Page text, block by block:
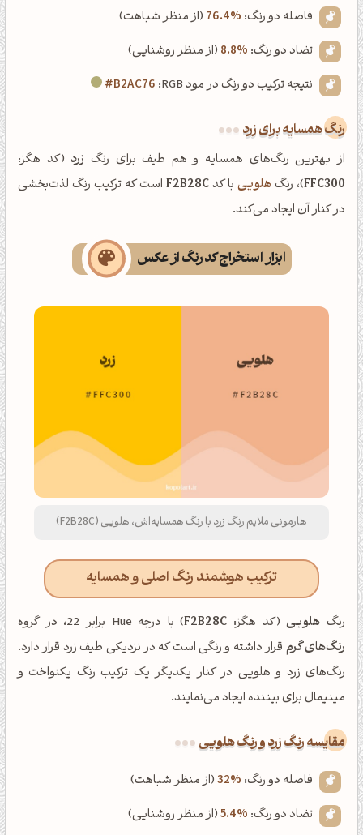
فاصله دو رنگ: 76.4% (از منظر شباهت)
تضاد دو رنگ: 8.8% (از منظر روشنایی)
نتیجه ترکیب دو رنگ در مود RGB:
#B2AC76
رنگ همسایه برای زرد
از بهترین رنگ‌های همسایه و هم طیف برای رنگ زرد (کد هگز:
FFC300)، رنگهلویی با کدF2B28C است که ترکیب رنگ لذت‌بخشی
در کنار آن ایجاد می‌کند.
ابزار استخراج کد رنگ از عکس
هارمونی ملایم رنگ زرد با رنگ همسایه‌اش، هلویی (F2B28C)
ترکیب هوشمند رنگ اصلی و همسایه
رنگ هلویی(کد هگز: F2B28C) با درجه Hue برابر 22، در گروه
رنگ‌های گرم قرار داشته و رنگی است که در نزدیکی طیف زرد قرار دارد.
رنگ‌های زرد و هلویی در کنار یکدیگر یک ترکیب رنگ یکنواخت و
مینیمال برای بیننده ایجاد می‌نمایند.
‌مقایسه رنگ زرد و رنگ هلویی
فاصله دو رنگ: 32%(از منظر شباهت)
تضاد دو رنگ: 5.4%(از منظر روشنایی)